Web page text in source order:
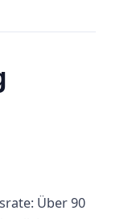
Über 90